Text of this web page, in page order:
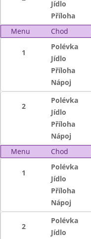
Jídlo
Příloha
Menu
Chod
1
Polévka
Jídlo
Příloha
Nápoj
2
Polévka
Jídlo
Příloha
Nápoj
Menu
Chod
1
Polévka
Jídlo
Příloha
Nápoj
2
Polévka
Jídlo